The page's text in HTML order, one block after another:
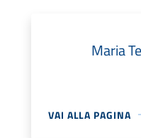
Maria
VAI ALLA PAGINA